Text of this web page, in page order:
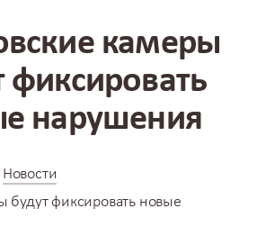
КОНТАКТЫ
КАЛЬКУЛЯТОР
камеры
фиксировать
нарушения
Новости
будут фиксировать новые